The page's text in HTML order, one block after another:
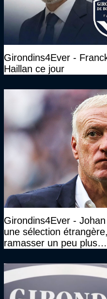
Girondins4Ever -
Haillan ce jour
Girondins4Ever -
une sélection
ramasser un peu